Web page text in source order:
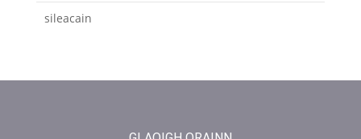
sileacain